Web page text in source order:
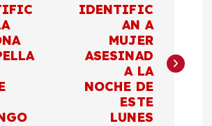
IDENTIFIC
AN A
MUJER
ASESINAD
A LA
NOCHE DE
ESTE
LUNES